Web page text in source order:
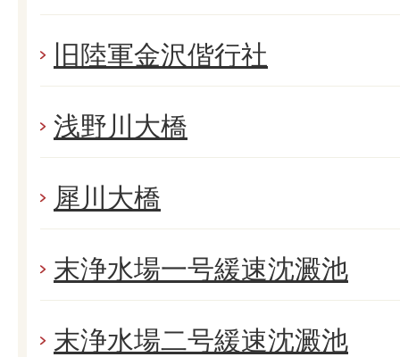
旧陸軍金沢偕行社
浅野川大橋
犀川大橋
末浄水場一号緩速沈澱池
末浄水場二号緩速沈澱池